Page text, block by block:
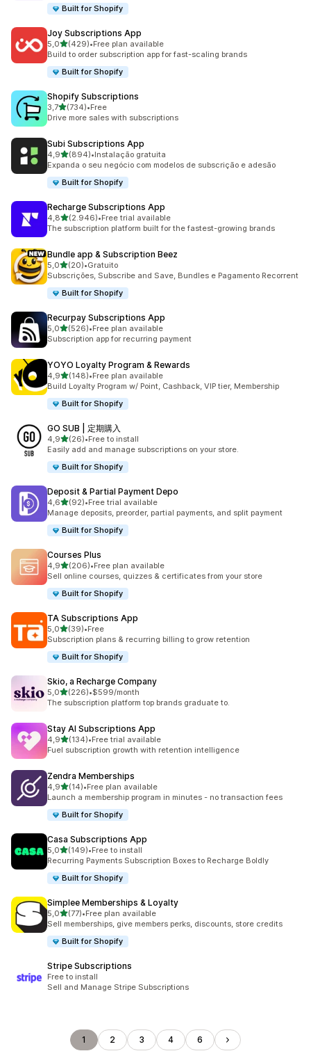
Built for Shopify
Joy Subscriptions App
5,0de 5 estrelas
(429)
429 total de avaliações
•Free plan available
Build to order subscription app for fast-scaling brands
Built for Shopify
Shopify Subscriptions
3,7de 5 estrelas
(734)
734 total de avaliações
•Free
Drive more sales with subscriptions
Subi Subscriptions App
4,9de 5 estrelas
(894)
894 total de avaliações
•Instalação gratuita
Expanda o seu negócio com modelos de subscrição e adesão
Built for Shopify
Recharge Subscriptions App
4,8de 5 estrelas
(2.946)
2946 total de avaliações
•Free trial available
The subscription platform built for the fastest-growing brands
Bundle app & Subscription Beez
5,0de 5 estrelas
(20)
20 total de avaliações
•Gratuito
Subscrições, Subscribe and Save, Bundles e Pagamento Recorrent
Built for Shopify
Recurpay Subscriptions App
5,0de 5 estrelas
(526)
526 total de avaliações
•Free plan available
Subscription app for recurring payment
YOYO Loyalty Program & Rewards
4,9de 5 estrelas
(148)
148 total de avaliações
•Free plan available
Build Loyalty Program w/ Point, Cashback, VIP tier, Membership
Built for Shopify
GO SUB | 定期購入
4,9de 5 estrelas
(26)
26 total de avaliações
•Free to install
Easily add and manage subscriptions on your store.
Built for Shopify
Deposit & Partial Payment Depo
4,6de 5 estrelas
(92)
92 total de avaliações
•Free trial available
Manage deposits, preorder, partial payments, and split payment
Built for Shopify
Courses Plus
4,9de 5 estrelas
(206)
206 total de avaliações
•Free plan available
Sell online courses, quizzes & certificates from your store
Built for Shopify
TA Subscriptions App
5,0de 5 estrelas
(39)
39 total de avaliações
•Free
Subscription plans & recurring billing to grow retention
Built for Shopify
Skio, a Recharge Company
5,0de 5 estrelas
(226)
226 total de avaliações
•$599/month
The subscription platform top brands graduate to.
Stay AI Subscriptions App
4,9de 5 estrelas
(134)
134 total de avaliações
•Free trial available
Fuel subscription growth with retention intelligence
Zendra Memberships
4,9de 5 estrelas
(14)
14 total de avaliações
•Free plan available
Launch a membership program in minutes - no transaction fees
Built for Shopify
Casa Subscriptions App
5,0de 5 estrelas
(149)
149 total de avaliações
•Free to install
Recurring Payments Subscription Boxes to Recharge Boldly
Built for Shopify
Simplee Memberships & Loyalty
5,0de 5 estrelas
(77)
77 total de avaliações
•Free plan available
Sell memberships, give members perks, discounts, store credits
Built for Shopify
Stripe Subscriptions
Free to install
Sell and Manage Stripe Subscriptions
1 2 3 4 6